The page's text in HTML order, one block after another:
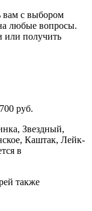
вам с выбором
любые вопросы.
или получить
руб.
Звездный,
Каштак, Лейк-
в
также